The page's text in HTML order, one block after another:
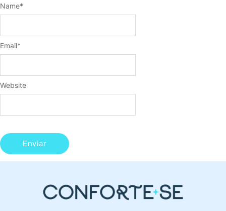
Name*
Email*
Website